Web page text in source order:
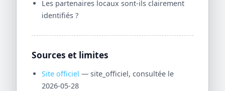
Les partenaires locaux sont-ils clairement
identifiés ?
Sources et limites
Site officiel — site_officiel, consultée le
2026-05-28